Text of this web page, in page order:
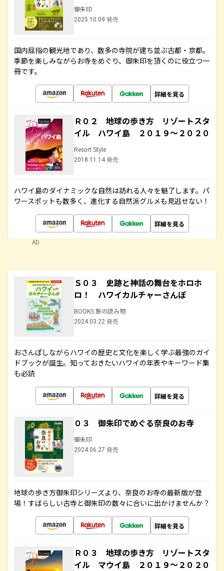
御朱印
2025.10.09 発売
国内屈指の観光地であり、数多の寺院が建ち並ぶ古都・京都。
季節を楽しみながらお寺をめぐり、御朱印を頂くのに役立つ一
冊です。
詳細を見る
Ｒ０２ 地球の歩き方 リゾートスタ
イル ハワイ島 ２０１９～２０２０
Resort Style
2018.11.14 発売
ハワイ島のダイナミックな自然は訪れる人々を魅了します。パ
ワースポットも数多く、進化する自然派グルメも見逃せない！
詳細を見る
AD
Ｓ０３ 史跡と神話の舞台をホロホ
ロ！ ハワイカルチャーさんぽ
BOOKS 旅の読み物
2024.03.22 発売
おさんぽしながらハワイの歴史と文化を楽しく学ぶ最強のガイ
ドブックが誕生。知っておきたいハワイの年表やキーワード集
も必読
詳細を見る
０３ 御朱印でめぐる奈良のお寺
御朱印
2024.06.27 発売
地球の歩き方御朱印シリーズより、奈良のお寺の最新版が登
場！すばらしい古寺と御朱印の数々に合いに出かけませんか？
詳細を見る
Ｒ０３ 地球の歩き方 リゾートスタ
イル マウイ島 ２０１９～２０２０